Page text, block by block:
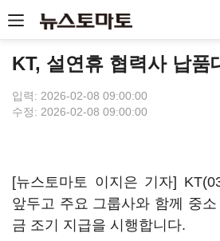
KT, 설연휴 협력사 납품
입력: 2026-02-08 09:00:00
수정: 2026-02-08 09:00:00
[뉴스토마토 이지은 기자]
앞두고 주요 그룹사와 함께 중
금 조기 지급을 시행합니다.